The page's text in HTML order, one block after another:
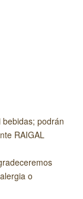
bebidas; podrán
RAIGAL
o